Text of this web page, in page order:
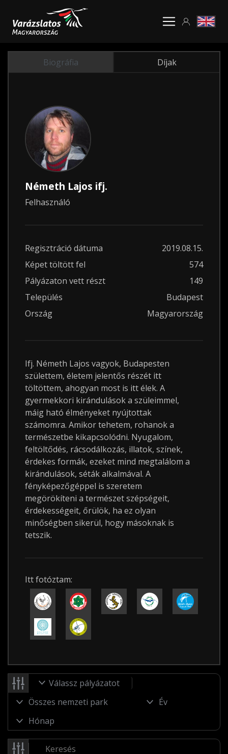
Biográfia Díjak
Németh Lajos ifj.
Felhasználó
Regisztráció dátuma
2019.08.15.
Képet töltött fel
574
Pályázaton vett részt
149
Település
Budapest
Ország
Magyarország
Ifj. Németh Lajos vagyok, Budapesten
születtem, életem jelentős részét itt
töltöttem, ahogyan most is itt élek. A
gyermekkori kirándulások a szüleimmel,
máig ható élményeket nyújtottak
számomra. Amikor tehetem, rohanok a
természetbe kikapcsolódni. Nyugalom,
feltöltődés, rácsodálkozás, illatok, színek,
érdekes formák, ezeket mind megtalálom a
kirándulások, séták alkalmával. A
fényképezőgéppel is szeretem
megörökíteni a természet szépségeit,
érdekességeit, őrülök, ha ez olyan
minőségben sikerül, hogy másoknak is
tetszik.
Itt fotóztam:
Válassz pályázatot